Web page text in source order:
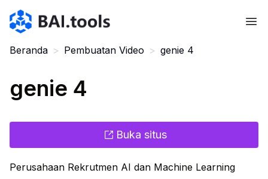
Bai.tools
Beranda > Pembuatan Video > genie 4
genie 4
Buka situs
Perusahaan Rekrutmen AI dan Machine Learning